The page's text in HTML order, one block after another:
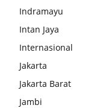
Indramayu
Intan Jaya
Internasional
Jakarta
Jakarta Barat
Jambi